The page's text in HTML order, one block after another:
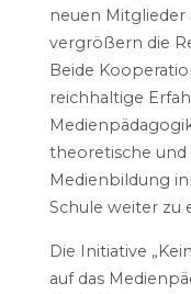
neuen Mitglieder
vergrößern die
Beide
reichhaltige
theoretische und
Medienbildung
Schule weiter zu
Die Initiative
auf das